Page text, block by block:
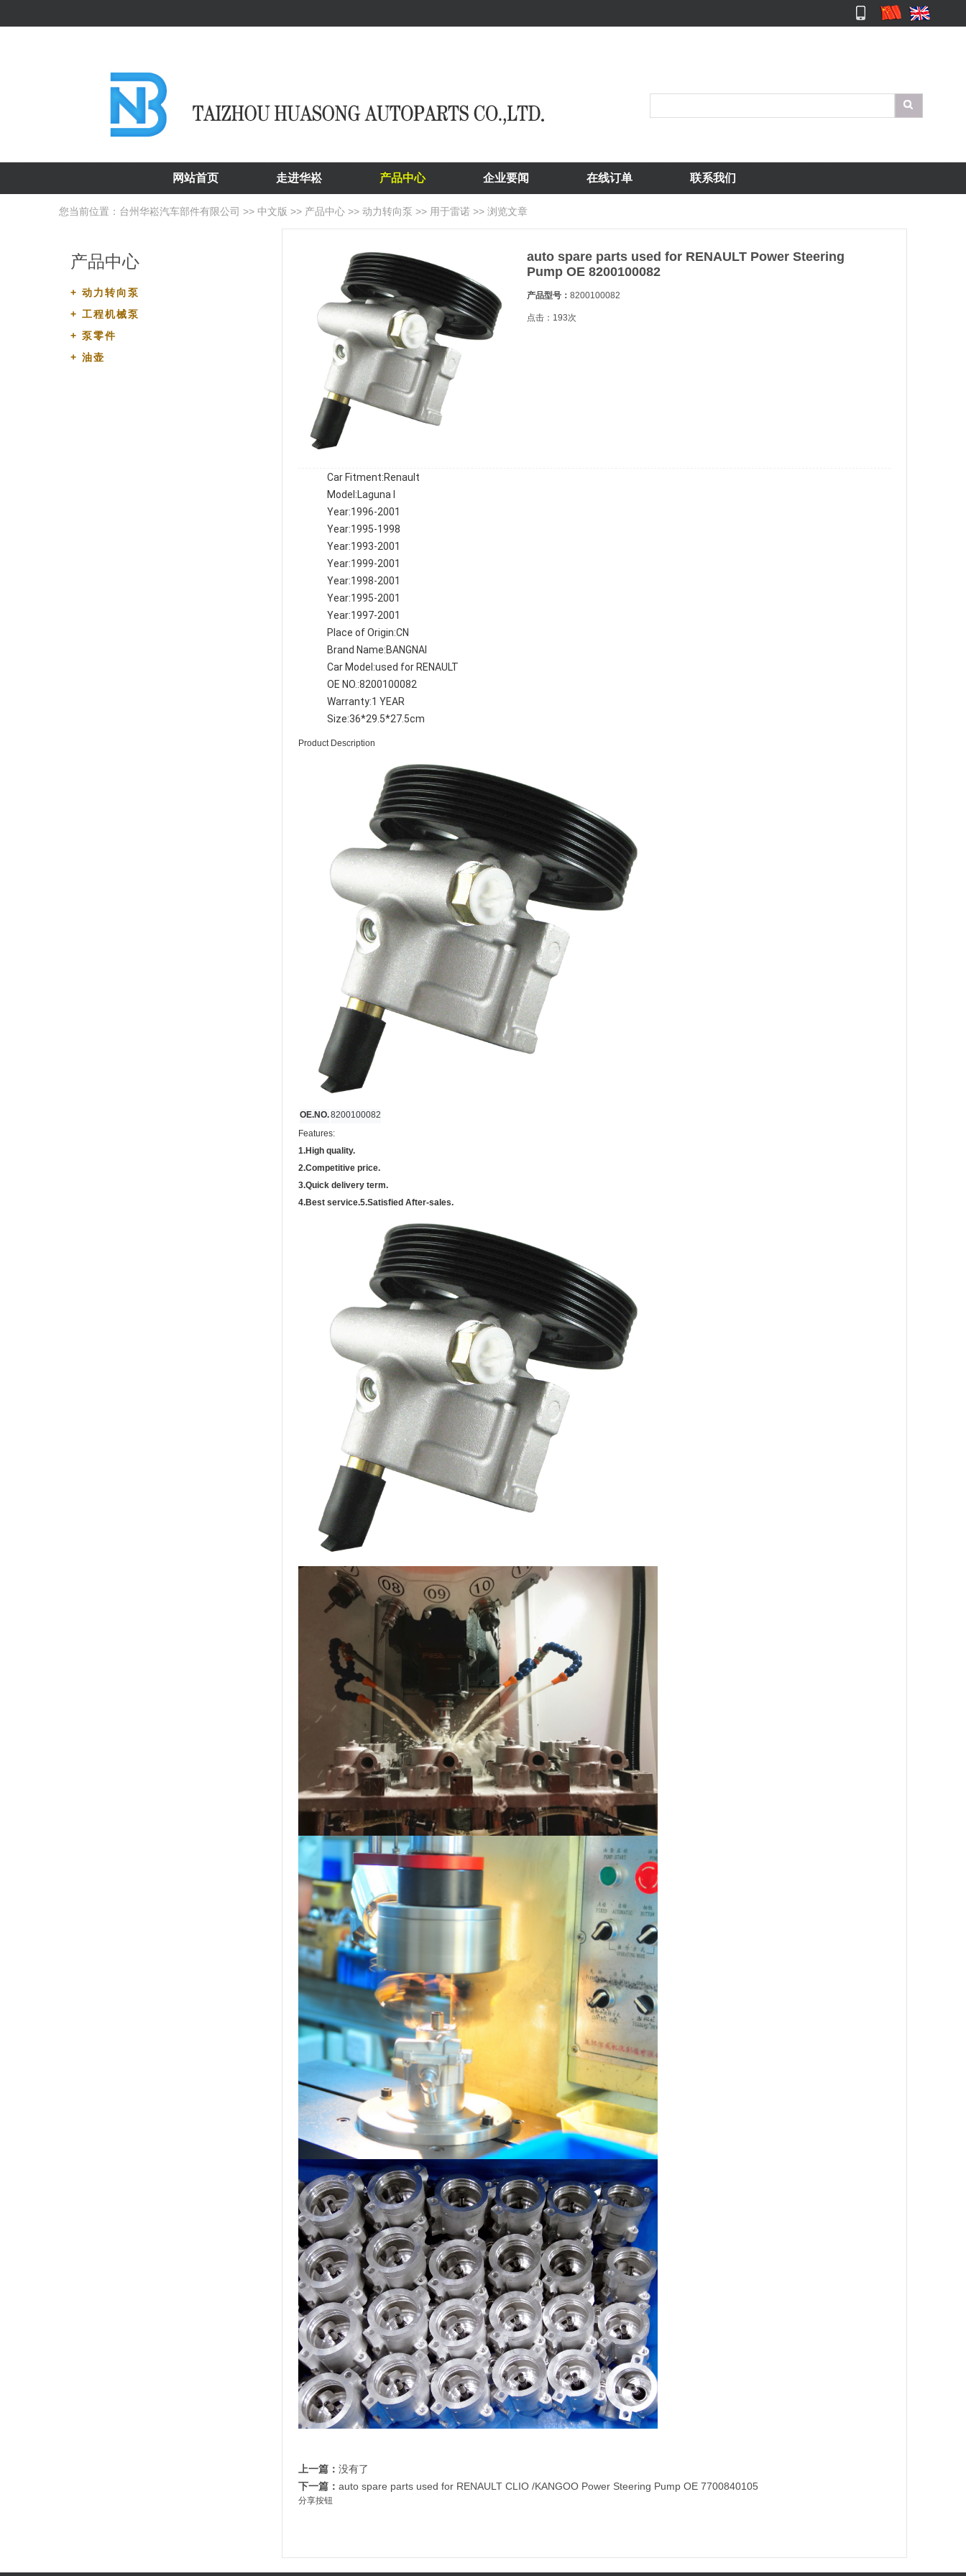
网站首页 走进华崧 产品中心 企业要闻 在线订单 联系我们
您当前位置： 台州华崧汽车部件有限公司 >> 中文版 >> 产品中心 >> 动力转向泵 >> 用于雷诺 >> 浏览文章
产品中心
+ 动力转向泵
+ 工程机械泵
+ 泵零件
+ 油壶
auto spare parts used for RENAULT Power Steering
Pump OE 8200100082
产品型号： 8200100082
点击： 193次
Car Fitment:Renault
Model:Laguna I
Year:1996-2001
Year:1995-1998
Year:1993-2001
Year:1999-2001
Year:1998-2001
Year:1995-2001
Year:1997-2001
Place of Origin:CN
Brand Name:BANGNAI
Car Model:used for RENAULT
OE NO.:8200100082
Warranty:1 YEAR
Size:36*29.5*27.5cm
Product Description
OE.NO.8200100082
Features:
1.High quality.
2.Competitive price.
3.Quick delivery term.
4.Best service.5.Satisfied After-sales.
上一篇： 没有了
下一篇： auto spare parts used for RENAULT CLIO /KANGOO Power Steering Pump OE 7700840105
分享按钮